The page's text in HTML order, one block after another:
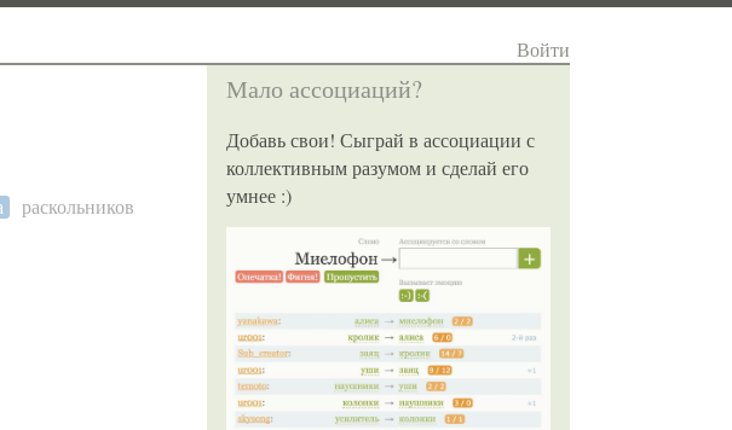
Войти
раскольников
Мало ассоциаций?
Добавь свои! Сыграй в ассоциации с
коллективным разумом и сделай его
умнее :)